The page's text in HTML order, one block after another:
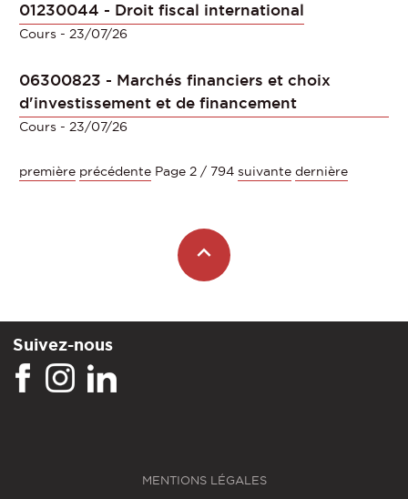
01230044 - Droit fiscal international
Cours - 23/07/26
06300823 - Marchés financiers et choix
d'investissement et de financement
Cours - 23/07/26
première précédente Page 2 / 794 suivante dernière
Suivez-nous
MENTIONS LÉGALES